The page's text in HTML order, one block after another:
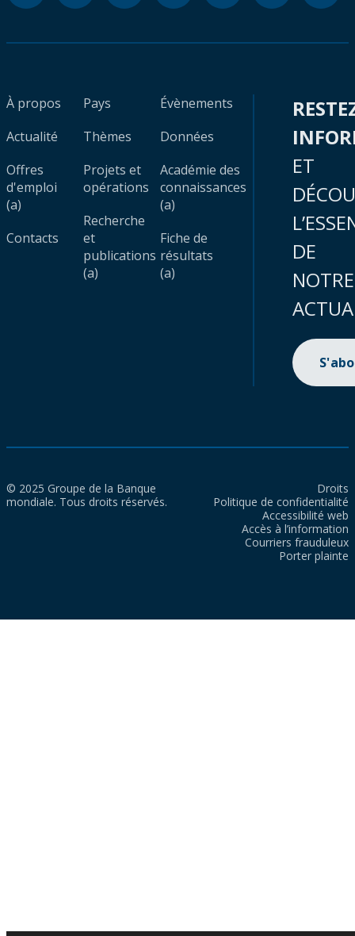
À propos
Actualité
Offres
d'emploi
(a)
Contacts
Pays
Thèmes
Projets et
opérations
Recherche
et
publications
(a)
Évènements
Données
Académie des
connaissances
(a)
Fiche de
résultats
(a)
ET
DE
NOTRE
© 2025 Groupe de la Banque
mondiale. Tous droits réservés.
Droits
Politique de confidentialité
Accessibilité web
Accès à l’information
Courriers frauduleux
Porter plainte